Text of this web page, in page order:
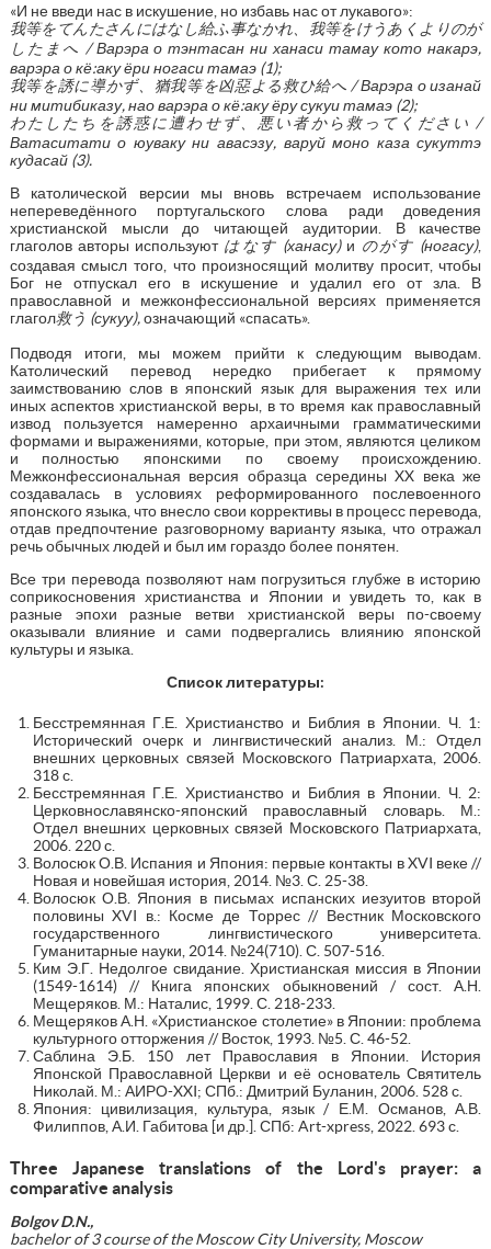
«И не введи нас в искушение, но избавь нас от лукавого»:
我等をてんたさんにはなし給ふ事なかれ、我等をけうあくよりのが
したまへ / Варэра о тэнтасан ни ханаси тамау кото накарэ,
варэра о кё:аку ёри ногаси тамаэ (1);
我等を誘に導かず、猶我等を凶惡よる救ひ給へ / Варэра о изанай
ни митибиказу, нао варэра о кё:аку ёру сукуи тамаэ (2);
わたしたちを誘惑に遭わせず、悪い者から救ってください /
Ватаситати о юуваку ни авасэзу, варуй моно каза сукуттэ
кудасай (3).
В католической версии мы вновь встречаем использование
непереведённого португальского слова ради доведения
христианской мысли до читающей аудитории. В качестве
глаголов авторы используют はなす (ханасу)и のがす (ногасу),
создавая смысл того, что произносящий молитву просит, чтобы
Бог не отпускал его в искушение и удалил его от зла. В
православной и межконфессиональной версиях применяется
глагол救う (сукуу),означающий «спасать».
Подводя итоги, мы можем прийти к следующим выводам.
Католический перевод нередко прибегает к прямому
заимствованию слов в японский язык для выражения тех или
иных аспектов христианской веры, в то время как православный
извод пользуется намеренно архаичными грамматическими
формами и выражениями, которые, при этом, являются целиком
и полностью японскими по своему происхождению.
Межконфессиональная версия образца середины XX века же
создавалась в условиях реформированного послевоенного
японского языка, что внесло свои коррективы в процесс перевода,
отдав предпочтение разговорному варианту языка, что отражал
речь обычных людей и был им гораздо более понятен.
Все три перевода позволяют нам погрузиться глубже в историю
соприкосновения христианства и Японии и увидеть то, как в
разные эпохи разные ветви христианской веры по-своему
оказывали влияние и сами подвергались влиянию японской
культуры и языка.
Список литературы:
Бесстремянная Г.Е. Христианство и Библия в Японии. Ч. 1:
Исторический очерк и лингвистический анализ. М.: Отдел
внешних церковных связей Московского Патриархата, 2006.
318 с.
Бесстремянная Г.Е. Христианство и Библия в Японии. Ч. 2:
Церковнославянско-японский православный словарь. М.:
Отдел внешних церковных связей Московского Патриархата,
2006. 220 с.
Волосюк О.В. Испания и Япония: первые контакты в XVI веке //
Новая и новейшая история, 2014. №3. С. 25-38.
Волосюк О.В. Япония в письмах испанских иезуитов второй
половины XVI в.: Косме де Торрес // Вестник Московского
государственного лингвистического университета.
Гуманитарные науки, 2014. №24(710). С. 507-516.
Ким Э.Г. Недолгое свидание. Христианская миссия в Японии
(1549-1614) // Книга японских обыкновений / сост. А.Н.
Мещеряков. М.: Наталис, 1999. С. 218-233.
Мещеряков А.Н. «Христианское столетие» в Японии: проблема
культурного отторжения // Восток, 1993. №5. С. 46-52.
Саблина Э.Б. 150 лет Православия в Японии. История
Японской Православной Церкви и её основатель Святитель
Николай. М.: АИРО-XXI; СПб.: Дмитрий Буланин, 2006. 528 с.
Япония: цивилизация, культура, язык / Е.М. Османов, А.В.
Филиппов, А.И. Габитова [и др.]. СПб: Art-xpress, 2022. 693 с.
Three Japanese translations of the Lord's prayer: a
comparative analysis
Bolgov D.N.,
bachelor of 3 course of the Moscow City University, Moscow